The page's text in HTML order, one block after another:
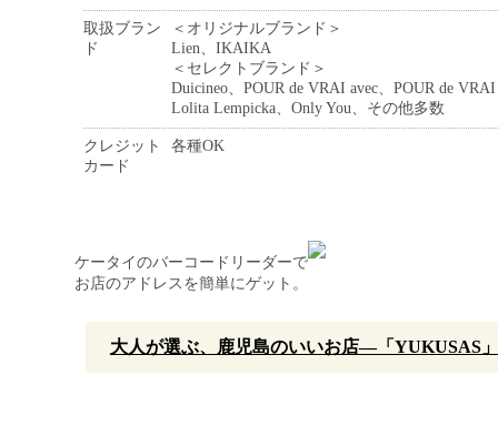
取扱ブラン
ド
＜オリジナルブランド＞
Lien、IKAIKA
＜セレクトブランド＞
Duicineo、POUR de VRAI avec、POUR de
Lolita Lempicka、Only You、その他多数
クレジット
カード
各種OK
ケータイのバーコードリーダーで
お店のアドレスを簡単にゲット。
大人が選ぶ、鹿児島のいいお店—「YUKUSAS